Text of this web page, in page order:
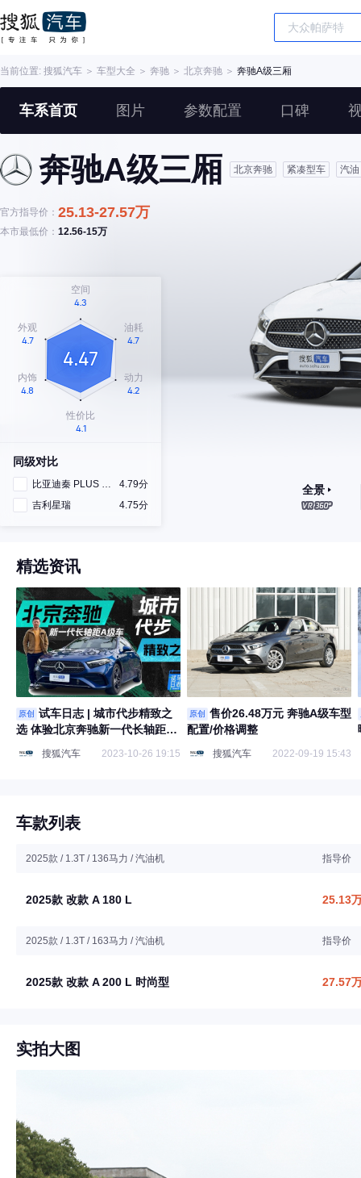
当前位置: 搜狐汽车 ＞ 车型大全 ＞ 奔驰 ＞ 北京奔驰 ＞ 奔驰A级三厢
车系首页 图片 参数配置 口碑
奔驰A级三厢 北京奔驰 紧凑型车 汽油
官方指导价： 25.13-27.57万
本市最低价： 12.56-15万
同级对比
比亚迪秦 PLUS DM-i
4.79分
吉利星瑞
4.75分
全景
精选资讯
原创
试车日志 | 城市代步精致之
选 体验北京奔驰新一代长轴距A
搜狐汽车 2023-10-26 19:15
原创
售价26.48万元 奔驰A级车型
配置/价格调整
搜狐汽车 2022-09-19 15:43
车款列表
2025款 / 1.3T / 136马力 / 汽油机 指导价
2025款 改款 A 180 L 25.13
2025款 / 1.3T / 163马力 / 汽油机 指导价
2025款 改款 A 200 L 时尚型 27.57
实拍大图